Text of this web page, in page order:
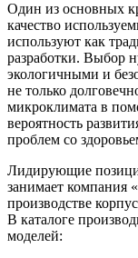
Один из основных
качество
используют как
разработки. Выбор
экологичными и
не только
микроклимата в
вероятность
проблем со
Лидирующие
занимает компания
производстве
В каталоге
моделей: